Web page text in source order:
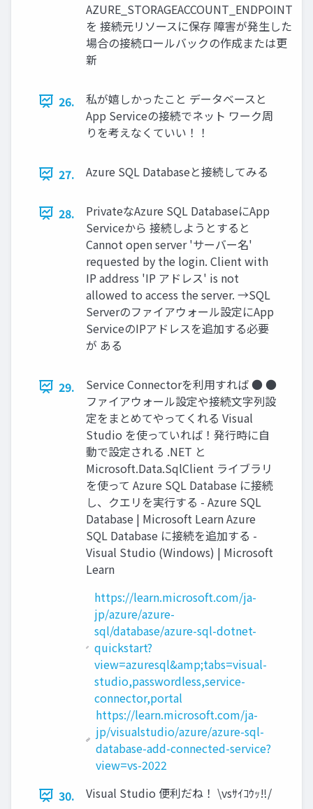
AZURE_STORAGEACCOUNT_ENDPOINT
を 接続元リソースに保存 障害が発生した
場合の接続ロールバックの作成または更
新
26.
私が嬉しかったこと データベースと
App Serviceの接続でネット ワーク周
りを考えなくていい！！
27. Azure SQL Databaseと接続してみる
28.
PrivateなAzure SQL DatabaseにApp
Serviceから 接続しようとすると
Cannot open server 'サーバー名'
requested by the login. Client with
IP address 'IP アドレス' is not
allowed to access the server. →SQL
Serverのファイアウォール設定にApp
ServiceのIPアドレスを追加する必要
が ある
29.
Service Connectorを利用すれば ● ●
ファイアウォール設定や接続文字列設
定をまとめてやってくれる Visual
Studio を使っていれば！発行時に自
動で設定される .NET と
Microsoft.Data.SqlClient ライブラリ
を使って Azure SQL Database に接続
し、クエリを実行する - Azure SQL
Database | Microsoft Learn Azure
SQL Database に接続を追加する -
Visual Studio (Windows) | Microsoft
Learn
https://learn.microsoft.com/ja-
jp/azure/azure-
sql/database/azure-sql-dotnet-
quickstart?
view=azuresql&amp;tabs=visual-
studio,passwordless,service-
connector,portal
https://learn.microsoft.com/ja-
jp/visualstudio/azure/azure-sql-
database-add-connected-service?
view=vs-2022
30.
Visual Studio 便利だね！ \vsｻｲｺｳｯ‼/